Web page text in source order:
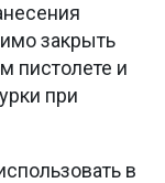
закрыть
пистолете и
при
в